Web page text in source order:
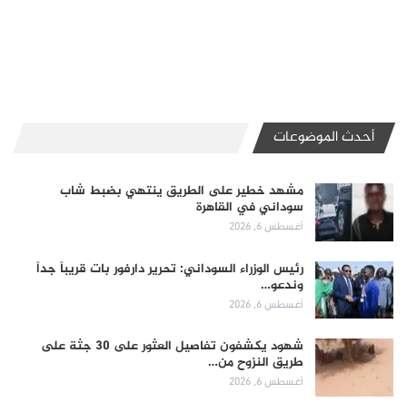
أحدث الموضوعات
مشهد خطير على الطريق ينتهي بضبط شاب
سوداني في القاهرة
أغسطس 6, 2026
رئيس الوزراء السوداني: تحرير دارفور بات قريباً جداً
وندعو…
أغسطس 6, 2026
شهود يكشفون تفاصيل العثور على 30 جثة على
طريق النزوح من…
أغسطس 6, 2026